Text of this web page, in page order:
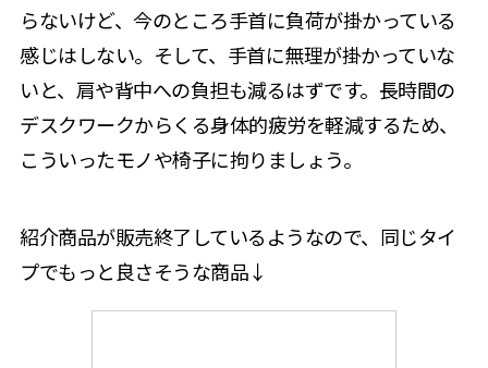
らないけど、今のところ手首に負荷が掛かっている
感じはしない。そして、手首に無理が掛かっていな
いと、肩や背中への負担も減るはずです。長時間の
デスクワークからくる身体的疲労を軽減するため、
こういったモノや椅子に拘りましょう。
紹介商品が販売終了しているようなので、同じタイ
プでもっと良さそうな商品↓